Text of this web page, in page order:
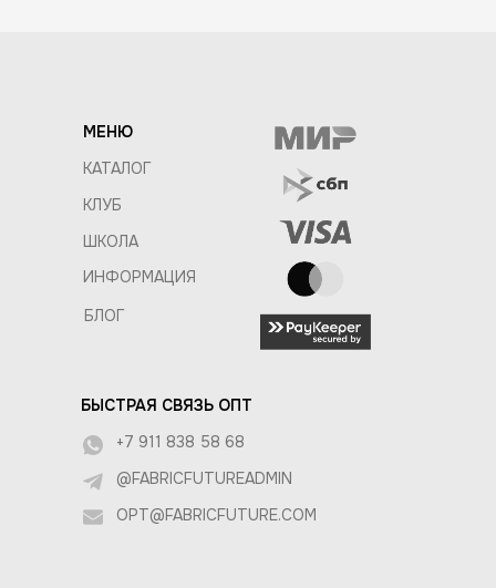
МЕНЮ
КАТАЛОГ
КЛУБ
ШКОЛА
ИНФОРМАЦИЯ
БЛОГ
БЫСТРАЯ СВЯЗЬ ОПТ
+7 911 838 58 68
@FABRICFUTUREADMIN
OPT@FABRICFUTURE.COM